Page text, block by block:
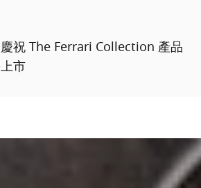
慶祝 The Ferrari Collection 產品
上市